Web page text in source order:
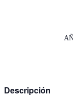
Descripción